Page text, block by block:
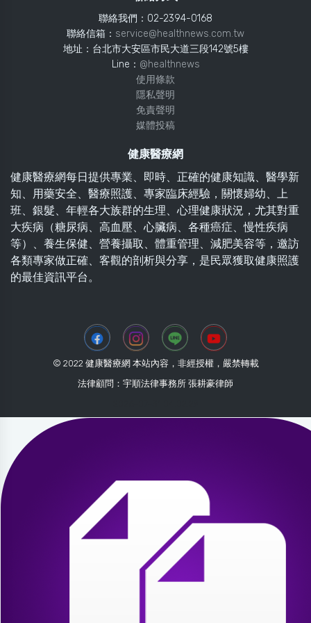
聯絡我們：02-2394-0168
聯絡信箱： service@healthnews.com.tw
地址：台北市大安區市民大道三段142號5樓
Line： @healthnews
使用條款
隱私聲明
免責聲明
媒體投稿
健康醫療網
健康醫療網每日提供專業、即時、正確的健康知識、醫學新
知、用藥安全、醫療照護、專家臨床經驗，關懷婦幼、上
班、銀髮、年輕各大族群的生理、心理健康狀況，尤其對重
大疾病（糖尿病、高血壓、心臟病、各種癌症、慢性疾病
等）、養生保健、營養攝取、體重管理、減肥美容等，邀訪
各類專家做正確、客觀的剖析與分享，是民眾獲取健康照護
的最佳資訊平台。
© 2022 健康醫療網 本站內容，非經授權，嚴禁轉載
法律顧問：宇順法律事務所 張耕豪律師